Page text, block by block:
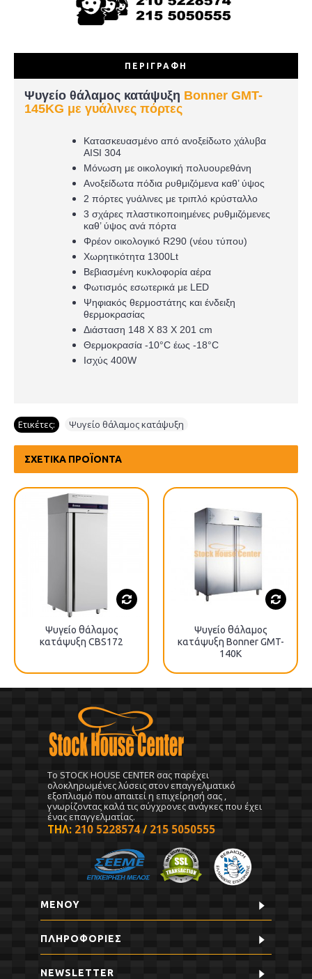
ΠΕΡΙΓΡΑΦΉ
Ψυγείο θάλαμος κατάψυξη Bonner GMT-
145KG με γυάλινες πόρτες
Κατασκευασμένο από ανοξείδωτο χάλυβα
AISI 304
Μόνωση με οικολογική πολυουρεθάνη
Ανοξείδωτα πόδια ρυθμιζόμενα καθ’ ύψος
2 πόρτες γυάλινες με τριπλό κρύσταλλο
3 σχάρες πλαστικοποιημένες ρυθμιζόμενες
καθ’ ύψος ανά πόρτα
Φρέον οικολογικό R290 (νέου τύπου)
Χωρητικότητα 1300Lt
Βεβιασμένη κυκλοφορία αέρα
Φωτισμός εσωτερικά με LED
Ψηφιακός θερμοστάτης και ένδειξη
θερμοκρασίας
Διάσταση 148 Χ 83 Χ 201 cm
Θερμοκρασία -10°C έως -18°C
Ισχύς 400W
Ετικέτες: Ψυγείο θάλαμος κατάψυξη
ΣΧΕΤΙΚΆ ΠΡΟΪΌΝΤΑ
Ψυγείο θάλαμος
κατάψυξη CBS172
Ψυγείο θάλαμος
κατάψυξη Bonner GMT-
140K
To STOCK HOUSE CENTER σας παρέχει
ολοκληρωμένες λύσεις στον επαγγελματικό
εξοπλισμό που απαιτεί η επιχείρησή σας ,
γνωρίζοντας καλά τις σύγχρονες ανάγκες που έχει
ένας επαγγελματίας.
ΤΗΛ: 210 5228574 / 215 5050555
ΜΕΝΟΥ
ΠΛΗΡΟΦΟΡΊΕΣ
NEWSLETTER